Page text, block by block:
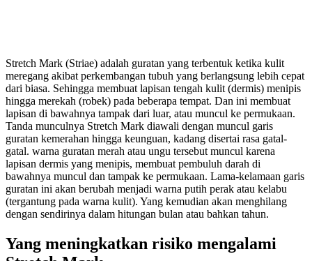
Stretch Mark (Striae) adalah guratan yang terbentuk ketika kulit
meregang akibat perkembangan tubuh yang berlangsung lebih cepat
dari biasa. Sehingga membuat lapisan tengah kulit (dermis) menipis
hingga merekah (robek) pada beberapa tempat. Dan ini membuat
lapisan di bawahnya tampak dari luar, atau muncul ke permukaan.
Tanda munculnya Stretch Mark diawali dengan muncul garis
guratan kemerahan hingga keunguan, kadang disertai rasa gatal-
gatal. warna guratan merah atau ungu tersebut muncul karena
lapisan dermis yang menipis, membuat pembuluh darah di
bawahnya muncul dan tampak ke permukaan. Lama-kelamaan garis
guratan ini akan berubah menjadi warna putih perak atau kelabu
(tergantung pada warna kulit). Yang kemudian akan menghilang
dengan sendirinya dalam hitungan bulan atau bahkan tahun.
Yang meningkatkan risiko mengalami